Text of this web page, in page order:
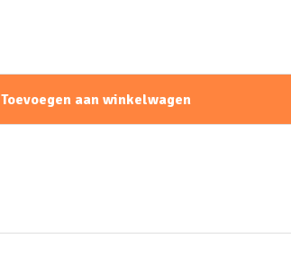
Toevoegen aan winkelwagen